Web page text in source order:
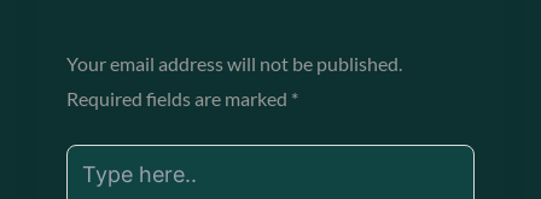
Your email address will not be published.
Required fields are marked *
Type